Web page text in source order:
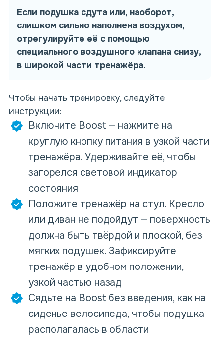
Если подушка сдута или, наоборот,
слишком сильно наполнена воздухом,
отрегулируйте её с помощью
специального воздушного клапана снизу,
в широкой части тренажёра.
Чтобы начать тренировку, следуйте
инструкции:
Включите Boost — нажмите на
круглую кнопку питания в узкой части
тренажёра. Удерживайте её, чтобы
загорелся световой индикатор
состояния
Положите тренажёр на стул. Кресло
или диван не подойдут — поверхность
должна быть твёрдой и плоской, без
мягких подушек. Зафиксируйте
тренажёр в удобном положении,
узкой частью назад
Сядьте на Boost без введения, как на
сиденье велосипеда, чтобы подушка
располагалась в области